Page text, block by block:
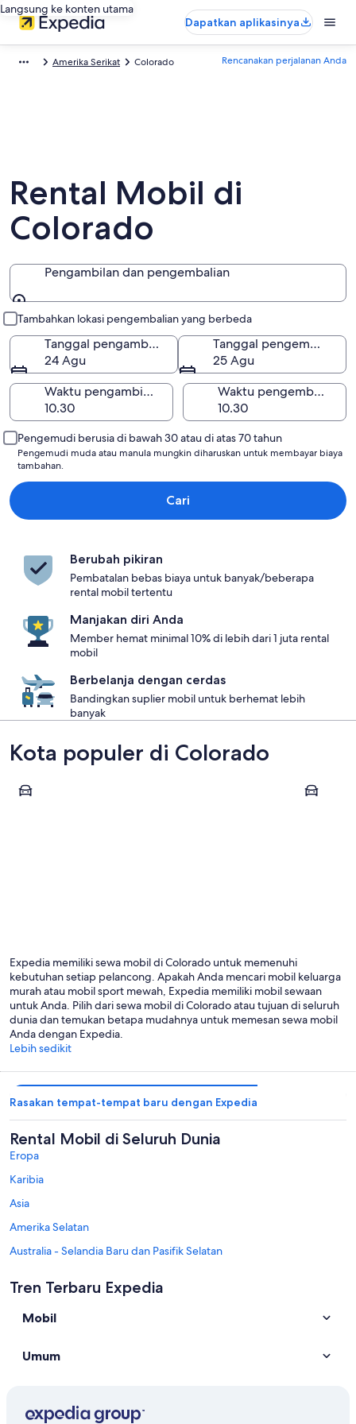
Langsung ke konten utama
Dapatkan aplikasinya
Amerika Serikat Colorado Rencanakan perjalanan Anda
Rental Mobil di
Colorado
Pengambilan dan pengembalian
Tambahkan lokasi pengembalian yang berbeda
Tanggal pengambilan
24 Agu
Tanggal pengembalian
25 Agu
Waktu pengambilan
Waktu pengembalian
Pengemudi berusia di bawah 30 atau di atas 70 tahun
Pengemudi muda atau manula mungkin diharuskan untuk membayar biaya
tambahan.
Cari
Berubah pikiran
Pembatalan bebas biaya untuk banyak/beberapa
rental mobil tertentu
Manjakan diri Anda
Member hemat minimal 10% di lebih dari 1 juta rental
mobil
Berbelanja dengan cerdas
Bandingkan suplier mobil untuk berhemat lebih
banyak
Kota populer di Colorado
Denver Colorado
Expedia memiliki sewa mobil di Colorado untuk memenuhi
kebutuhan setiap pelancong. Apakah Anda mencari mobil keluarga
murah atau mobil sport mewah, Expedia memiliki mobil sewaan
untuk Anda. Pilih dari sewa mobil di Colorado atau tujuan di seluruh
dunia dan temukan betapa mudahnya untuk memesan sewa mobil
Anda dengan Expedia.
Lebih sedikit
Rasakan tempat-tempat baru dengan Expedia
Rental Mobil di Seluruh Dunia
Eropa
Karibia
Asia
Amerika Selatan
Australia - Selandia Baru dan Pasifik Selatan
Afrika
Rental mobil di Denver
Rental mobil di Estes Park
Tren Terbaru Expedia
Mobil
Umum